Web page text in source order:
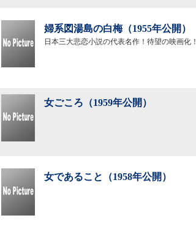
婦系図湯島の白梅（1955年公開）
日本三大悲恋小説の代表名作！待望の映画化！
女ごころ（1959年公開）
女であること（1958年公開）